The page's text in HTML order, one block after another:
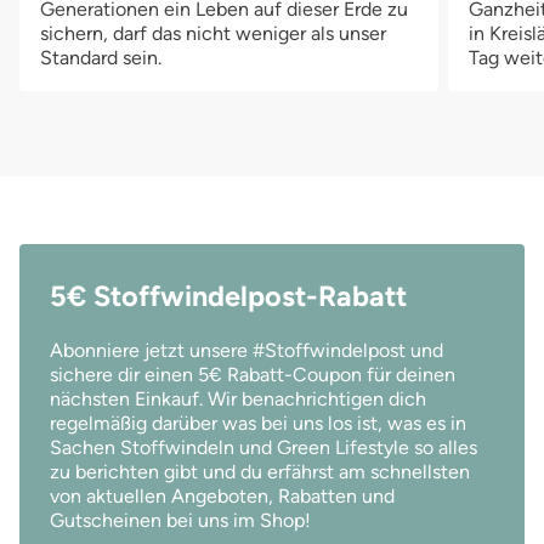
unterwegs auf diese tollen, nachhaltigen Alternativen
zurückgreifen kannst, erhältst du mit unserem
denn da ist alles drin was du brauchst, um direkt loszulegen. Mit
Slipeinlage Satin5x soulely face Abschminkpads5x soulely clean
Farben sind für alle da.Die Designs der Produkte in unseren
Paketen haben wir bewusst neutral gewählt. Denn wir finden:
Farben sind für alle da. Die in der Produktbeschreibung
abgebildeten Designs sind beispielhaft und können je nach
Paket etwas unterschiedlich ausfallen. Solltest du aber spezielle
Designwünsche haben, lasse uns bei deiner Bestellung einfach
einen Kommentar dar, dann werden wir deine Wünsche, wenn
Generationen ein Leben auf dieser Erde zu
sichern, darf das nicht weniger als unser
Standard sein.
in
Tag
5€ Stoffwindelpost-Rabatt
Abonniere jetzt unsere #Stoffwindelpost und
sichere dir einen 5€ Rabatt-Coupon für deinen
nächsten Einkauf. Wir benachrichtigen dich
regelmäßig darüber was bei uns los ist, was es in
Sachen Stoffwindeln und Green Lifestyle so alles
zu berichten gibt und du erfährst am schnellsten
von aktuellen Angeboten, Rabatten und
Gutscheinen bei uns im Shop!